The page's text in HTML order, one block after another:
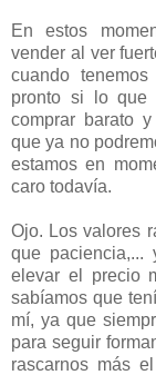
En estos
vender al ver
cuando
pronto si lo que
comprar barato
que ya no
estamos en
caro todavía.
Ojo. Los valores
que
elevar el precio
sabíamos que
mí, ya que
para seguir
rascarnos más